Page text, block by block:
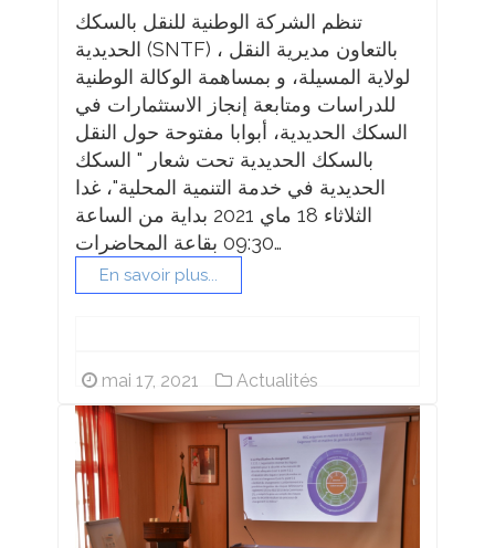
تنظم الشركة الوطنية للنقل بالسكك
الحديدية (SNTF) ، بالتعاون مديرية النقل
لولاية المسيلة، و بمساهمة الوكالة الوطنية
للدراسات ومتابعة إنجاز الاستثمارات في
السكك الحديدية، أبوابا مفتوحة حول النقل
بالسكك الحديدية تحت شعار " السكك
الحديدية في خدمة التنمية المحلية"، غدا
الثلاثاء 18 ماي 2021 بداية من الساعة
09:30 بقاعة المحاضرات…
En savoir plus...
mai 17, 2021 Actualités